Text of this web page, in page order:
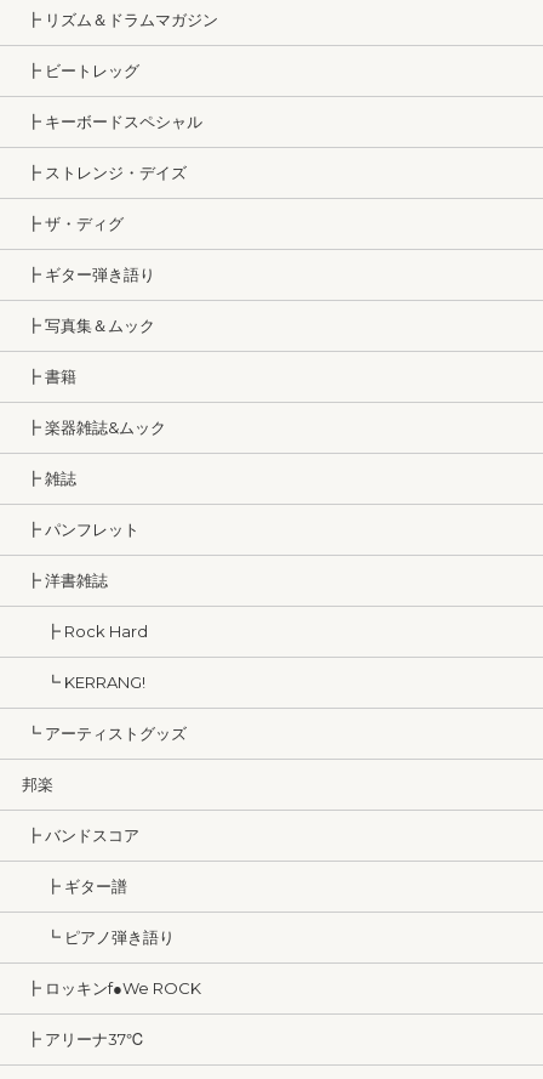
┣ リズム＆ドラムマガジン
┣ ビートレッグ
┣ キーボードスペシャル
┣ ストレンジ・デイズ
┣ ザ・ディグ
┣ ギター弾き語り
┣ 写真集＆ムック
┣ 書籍
┣ 楽器雑誌&ムック
┣ 雑誌
┣ パンフレット
┣ 洋書雑誌
┣ Rock Hard
┗ KERRANG!
┗ アーティストグッズ
邦楽
┣ バンドスコア
┣ ギター譜
┗ ピアノ弾き語り
┣ ロッキンf●We ROCK
┣ アリーナ37℃